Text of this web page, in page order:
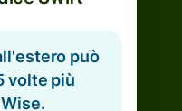
può
volte più